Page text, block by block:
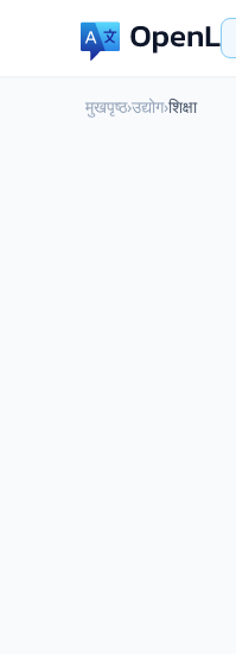
मुखपृष्ठ›उद्योग›शिक्षा